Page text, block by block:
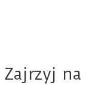
Zajrzyj na